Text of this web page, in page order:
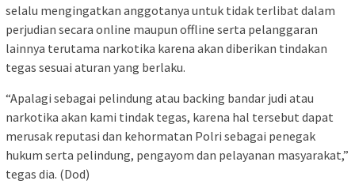
selalu mengingatkan anggotanya untuk tidak terlibat dalam
perjudian secara online maupun offline serta pelanggaran
lainnya terutama narkotika karena akan diberikan tindakan
tegas sesuai aturan yang berlaku.
“Apalagi sebagai pelindung atau backing bandar judi atau
narkotika akan kami tindak tegas, karena hal tersebut dapat
merusak reputasi dan kehormatan Polri sebagai penegak
hukum serta pelindung, pengayom dan pelayanan masyarakat,”
tegas dia. (Dod)